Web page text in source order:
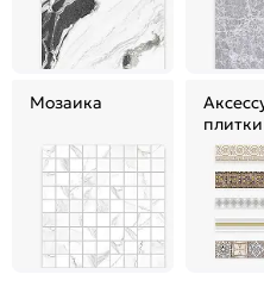
Мозаика
плитки